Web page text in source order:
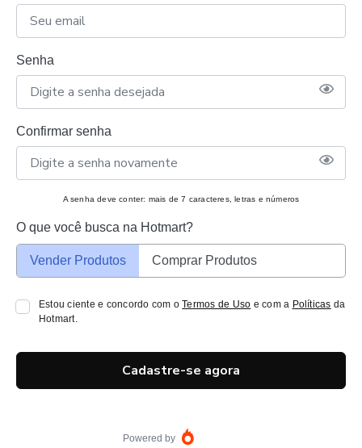
Senha
Confirmar senha
A senha deve conter: mais de 7 caracteres, letras e números
O que você busca na Hotmart?
Vender Produtos Comprar Produtos
Estou ciente e concordo com oTermos de Uso e com a Políticas da
Hotmart.
Cadastre-se agora
Powered by